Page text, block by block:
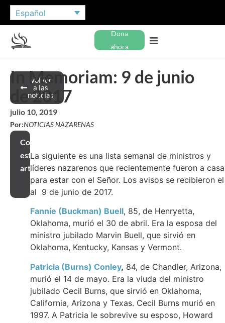
Español
Dona
ahora
Volver
a las
noticias
In Memoriam: 9 de junio
de 2017
julio 10, 2019
Por:NOTICIAS NAZARENAS
Compartir
este
artículo
La siguiente es una lista semanal de ministros y
líderes nazarenos que recientemente fueron a casa
para estar con el Señor. Los avisos se recibieron
al 9 de junio de 2017.
Fannie (Buckman) Buell, 85, de Henryetta,
Oklahoma, murió el 30 de abril. Era la esposa del
ministro jubilado Marvin Buell, que sirvió en
Oklahoma, Kentucky, Kansas y Vermont.
Patricia (Burns) Conley, 84, de Chandler, Arizona,
murió el 14 de mayo. Era la viuda del ministro
jubilado Cecil Burns, que sirvió en Oklahoma,
California, Arizona y Texas. Cecil Burns murió en
1997. A Patricia le sobrevive su esposo, Howard